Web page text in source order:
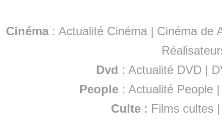
Cinéma: Actualité Cinéma | Cinéma de
Dvd : Actualité DVD |
People :Actualité People
Culte : Films cultes